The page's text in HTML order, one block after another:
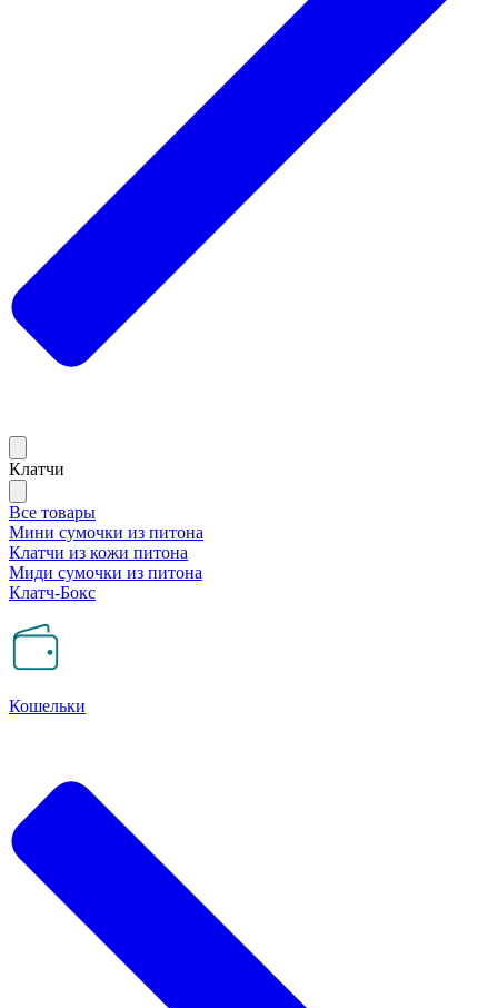
Клатчи
Все товары
Мини сумочки из питона
Клатчи из кожи питона
Миди сумочки из питона
Клатч-Бокс
Кошельки